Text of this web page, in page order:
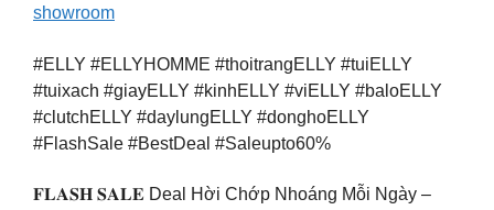
showroom
#ELLY #ELLYHOMME #thoitrangELLY #tuiELLY
#tuixach #giayELLY #kinhELLY #viELLY #baloELLY
#clutchELLY #daylungELLY #donghoELLY
#FlashSale #BestDeal #Saleupto60%
𝐅𝐋𝐀𝐒𝐇 𝐒𝐀𝐋𝐄 Deal Hời Chớp Nhoáng Mỗi Ngày –